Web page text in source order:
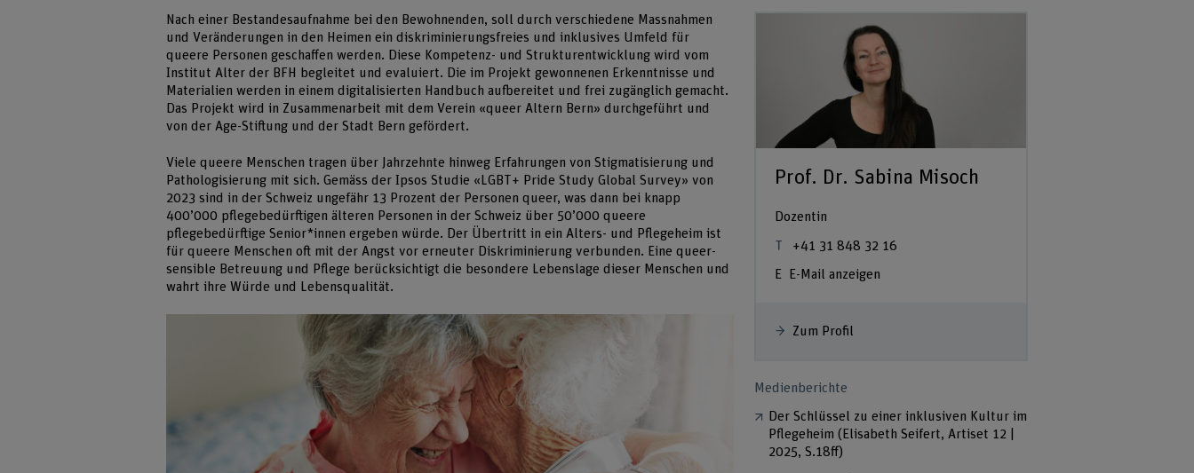
Nach einer Bestandesaufnahme bei den Bewohnenden, soll durch verschiedene Massnahmen
und Veränderungen in den Heimen ein diskriminierungsfreies und inklusives Umfeld für
queere Personen geschaffen werden. Diese Kompetenz- und Strukturentwicklung wird vom
Institut Alter der BFH begleitet und evaluiert. Die im Projekt gewonnenen Erkenntnisse und
Materialien werden in einem digitalisierten Handbuch aufbereitet und frei zugänglich gemacht.
Das Projekt wird in Zusammenarbeit mit dem Verein «queer Altern Bern» durchgeführt und
von der Age-Stiftung und der Stadt Bern gefördert.
Viele queere Menschen tragen über Jahrzehnte hinweg Erfahrungen von Stigmatisierung und
Pathologisierung mit sich. Gemäss der Ipsos Studie «LGBT+ Pride Study Global Survey» von
2023 sind in der Schweiz ungefähr 13 Prozent der Personen queer, was dann bei knapp
400’000 pflegebedürftigen älteren Personen in der Schweiz über 50’000 queere
pflegebedürftige Senior*innen ergeben würde. Der Übertritt in ein Alters- und Pflegeheim ist
für queere Menschen oft mit der Angst vor erneuter Diskriminierung verbunden. Eine queer-
sensible Betreuung und Pflege berücksichtigt die besondere Lebenslage dieser Menschen und
wahrt ihre Würde und Lebensqualität.
Prof. Dr. Sabina Misoch
Dozentin
+41 31 848 32 16
E-Mail anzeigen
Zum Profil
Medienberichte
Der Schlüssel zu einer inklusiven Kultur im
Pflegeheim (Elisabeth Seifert, Artiset 12 |
2025, S.18ff)